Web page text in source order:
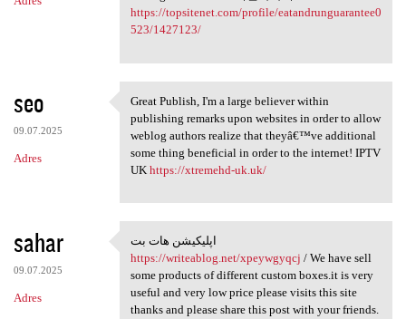
https://topsitenet.com/profile/eatandrunguarantee0
523/1427123/
seo
09.07.2025
Adres
Great Publish, I'm a large
Great Publish, I'm a large believer within
publishing remarks upon websites in order to allow
weblog authors realize that theyâ€™ve additional
some thing beneficial in order to the internet! IPTV
UK https://xtremehd-uk.uk/
sahar
09.07.2025
Adres
اپلیکیشن هات بت https:/
اپلیکیشن هات بت
https://writeablog.net/xpeywgyqcj / We have sell
some products of different custom boxes.it is very
useful and very low price please visits this site
thanks and please share this post with your friends.